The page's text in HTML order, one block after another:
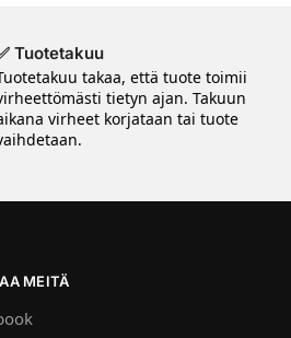
Tuotetakuu
takaa, että tuote toimii
tietyn ajan. Takuun
virheet korjataan tai tuote
MEITÄ